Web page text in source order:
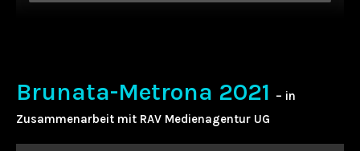
Brunata-Metrona 2021 – in
Zusammenarbeit mit RAV Medienagentur UG